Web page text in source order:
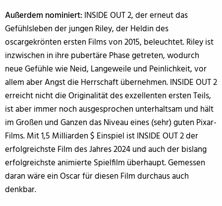
Außerdem nominiert:INSIDE OUT 2, der erneut das
Gefühlsleben der jungen Riley, der Heldin des
oscargekrönten ersten Films von 2015, beleuchtet. Riley ist
inzwischen in ihre pubertäre Phase getreten, wodurch
neue Gefühle wie Neid, Langeweile und Peinlichkeit, vor
allem aber Angst die Herrschaft übernehmen. INSIDE OUT 2
erreicht nicht die Originalität des exzellenten ersten Teils,
ist aber immer noch ausgesprochen unterhaltsam und hält
im Großen und Ganzen das Niveau eines (sehr) guten Pixar-
Films. Mit 1,5 Milliarden $ Einspiel ist INSIDE OUT 2 der
erfolgreichste Film des Jahres 2024 und auch der bislang
erfolgreichste animierte Spielfilm überhaupt. Gemessen
daran wäre ein Oscar für diesen Film durchaus auch
denkbar.